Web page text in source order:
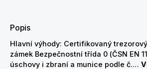
Popis
Hlavní výhody: Certifikovaný trezorový
zámek Bezpečnostní třída 0 (ČSN EN
úschovy i zbraní a munice podle č.…